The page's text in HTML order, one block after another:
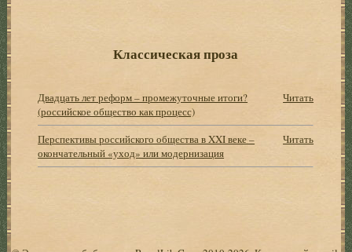
Классическая проза
Двадцать лет реформ – промежуточные итоги?
(российское общество как процесс)
Читать
Перспективы российского общества в XXI веке –
окончательный «уход» или модернизация
Читать